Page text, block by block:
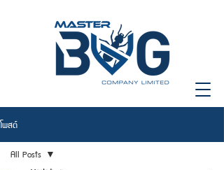
โพสต์
All Posts